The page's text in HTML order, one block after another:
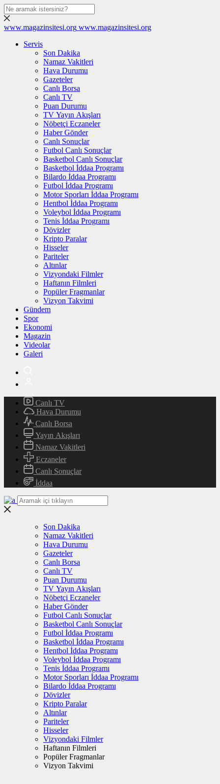
www.magazinsitesi.org www.magazinsitesi.org
Servis
Son Dakika
Namaz Vakitleri
Hava Durumu
Gazeteler
Canlı Borsa
Canlı TV
Puan Durumu
TV Yayın Akışları
Nöbetçi Eczaneler
Haber Gönder
Canlı Sonuçlar
Futbol Canlı Sonuçlar
Basketbol Canlı Sonuçlar
Basketbol İddaa Programı
Bilardo İddaa Programı
Futbol İddaa Programı
Motor Sporları İddaa Programı
Hentbol İddaa Programı
Voleybol İddaa Programı
Tenis İddaa Programı
Dövizler
Kripto Paralar
Hisseler
Pariteler
Altınlar
Vizyondaki Filmler
Haftanın Filmleri
Popüler Fragmanlar
Vizyon Takvimi
Gündem
Spor
Ekonomi
Magazin
Videolar
Galeri
Canlı TV
Hava Durumu
Canlı Borsa
Yayın Akışları
Namaz Vakitleri
Eczaneler
Canlı Sonuçlar
İddaa
Son Dakika
Namaz Vakitleri
Hava Durumu
Gazeteler
Canlı Borsa
Canlı TV
Puan Durumu
TV Yayın Akışları
Nöbetçi Eczaneler
Haber Gönder
Futbol Canlı Sonuçlar
Basketbol Canlı Sonuçlar
Futbol İddaa Programı
Basketbol İddaa Programı
Hentbol İddaa Programı
Voleybol İddaa Programı
Tenis İddaa Programı
Motor Sporları İddaa Programı
Bilardo İddaa Programı
Dövizler
Kripto Paralar
Altınlar
Pariteler
Hisseler
Vizyondaki Filmler
Haftanın Filmleri
Popüler Fragmanlar
Vizyon Takvimi